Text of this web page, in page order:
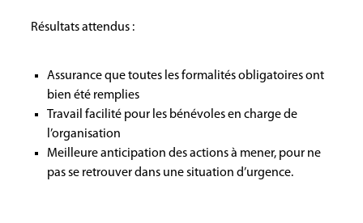
Résultats attendus :
Assurance que toutes les formalités obligatoires ont
bien été remplies
Travail facilité pour les bénévoles en charge de
l’organisation
Meilleure anticipation des actions à mener, pour ne
pas se retrouver dans une situation d’urgence.